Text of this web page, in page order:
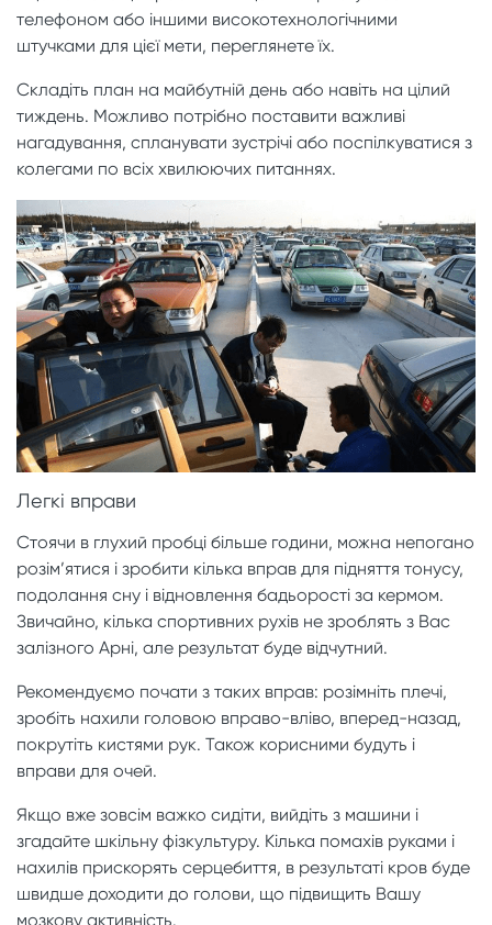
телефоном або іншими високотехнологічними
штучками для цієї мети, переглянете їх.
Складіть план на майбутній день або навіть на цілий
тиждень. Можливо потрібно поставити важливі
нагадування, спланувати зустрічі або поспілкуватися з
колегами по всіх хвилюючих питаннях.
Легкі вправи
Стоячи в глухий пробці більше години, можна непогано
розім’ятися і зробити кілька вправ для підняття тонусу,
подолання сну і відновлення бадьорості за кермом.
Звичайно, кілька спортивних рухів не зроблять з Вас
залізного Арні, але результат буде відчутний.
Рекомендуємо почати з таких вправ: розімніть плечі,
зробіть нахили головою вправо-вліво, вперед-назад,
покрутіть кистями рук. Також корисними будуть і
вправи для очей.
Якщо вже зовсім важко сидіти, вийдіть з машини і
згадайте шкільну фізкультуру. Кілька помахів руками і
нахилів прискорять серцебиття, в результаті кров буде
швидше доходити до голови, що підвищить Вашу
мозкову активність.